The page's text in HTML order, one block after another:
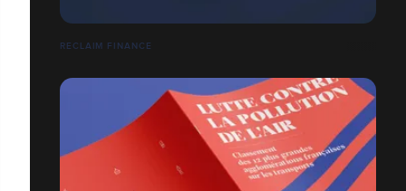
RECLAIM FINANCE